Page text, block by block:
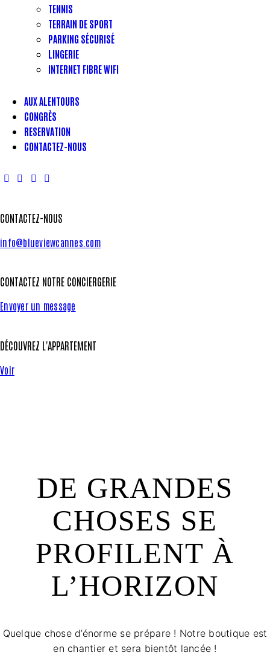
TENNIS
TERRAIN DE SPORT
PARKING SÉCURISÉ
LINGERIE
INTERNET FIBRE WIFI
AUX ALENTOURS
CONGRÈS
RESERVATION
CONTACTEZ-NOUS
CONTACTEZ-NOUS
info@blueviewcannes.com
CONTACTEZ NOTRE CONCIERGERIE
Envoyer un message
DÉCOUVREZ L'APPARTEMENT
Voir
DE GRANDES
CHOSES SE
PROFILENT À
L’HORIZON
Quelque chose d’énorme se prépare ! Notre boutique est
en chantier et sera bientôt lancée !